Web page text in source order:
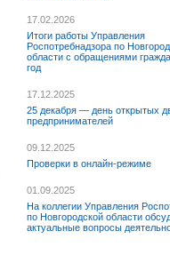
17.02.2026
Итоги работы Управления
Роспотребнадзора по
области с обращениями
год
17.12.2025
25 декабря — день открытых
предпринимателей
09.12.2025
Проверки в онлайн-режиме
01.09.2025
На коллегии Управления
по Новгородской области
актуальные вопросы